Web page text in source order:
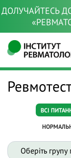
ДОЛУЧАЙТЕСЬ ДО
ВСІ